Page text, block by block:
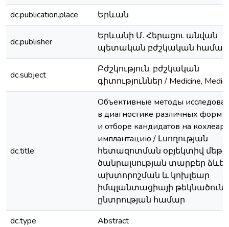
dc.publication.place
Երևան
dc.publisher
Երևանի Մ. Հերացու անվան
պետական բժշկական
dc.subject
Բժշկություն, բժշկական
գիտություններ / Medicine,
dc.title
Объективные методы
в диагностике различных форм
и отборе кандидатов на
имплантацию / Լսողության
հետազոտման օբյեկտիվ
ծանրալսության տարբեր
ախտորոշման և կոխլեար
իմպլանտացիայի
ընտրության համար
dc.type
Abstract